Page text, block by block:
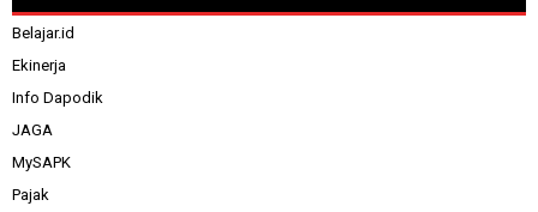
Belajar.id
Ekinerja
Info Dapodik
JAGA
MySAPK
Pajak